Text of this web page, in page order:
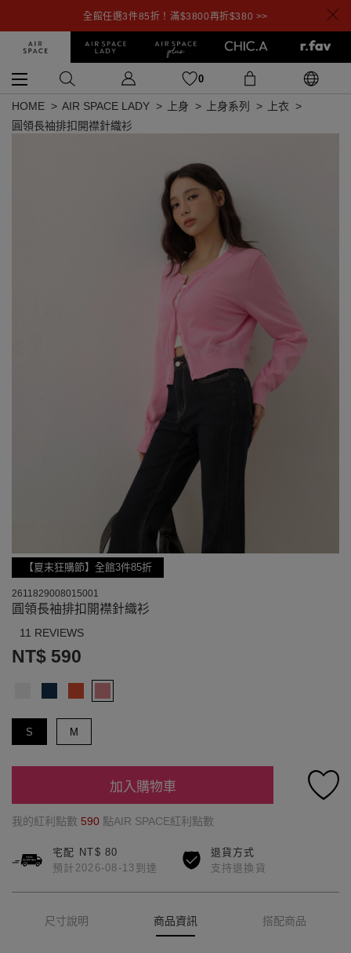
全館任選3件85折！滿$3800再折$380 >>
0
HOME AIR SPACE LADY 上身 上身系列
上衣
圓領長袖排扣開襟針織衫
【夏末狂購節】全館3件85折
2611829008015001
圓領長袖排扣開襟針織衫
11 REVIEWS
NT$ 590
S M
加入購物車
我的紅利點數 590 點AIR SPACE紅利點數
宅配 NT$ 80
預計2026-08-13到達
退貨方式
支持退換貨
尺寸說明 商品資訊 搭配商品